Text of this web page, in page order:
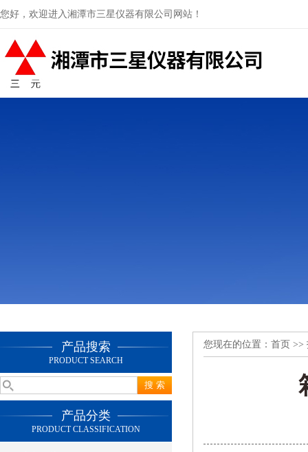
您好，欢迎进入湘潭市三星仪器有限公司网站！
产品搜索
PRODUCT SEARCH
产品分类
PRODUCT CLASSIFICATION
您现在的位置： 首页 >>